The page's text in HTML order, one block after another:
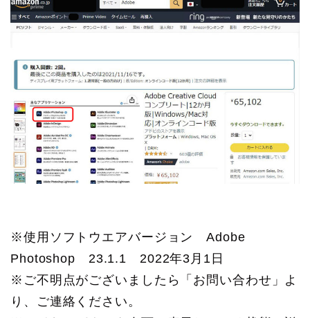
※使用ソフトウエアバージョン Adobe
Photoshop 23.1.1 2022年3月1日
※ご不明点がございましたら「お問い合わせ」よ
り、ご連絡ください。